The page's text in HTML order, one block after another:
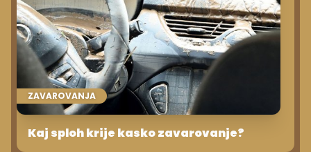
ZAVAROVANJA
Kaj sploh krije kasko zavarovanje?